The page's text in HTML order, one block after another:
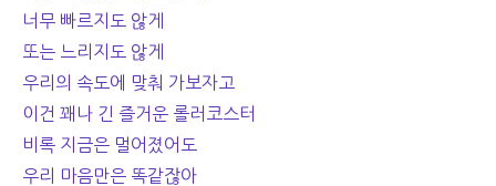
너무 빠르지도 않게
또는 느리지도 않게
우리의 속도에 맞춰 가보자고
이건 꽤나 긴 즐거운 롤러코스터
비록 지금은 멀어졌어도
우리 마음만은 똑같잖아